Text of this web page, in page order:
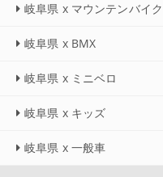
岐阜県 x マウンテンバイク
岐阜県 x BMX
岐阜県 x ミニベロ
岐阜県 x キッズ
岐阜県 x 一般車